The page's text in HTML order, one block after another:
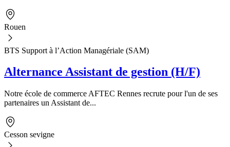
Rouen
BTS Support à l’Action Managériale (SAM)
Alternance Assistant de gestion (H/F)
Notre école de commerce AFTEC Rennes recrute pour l'un de ses
partenaires un Assistant de...
Cesson sevigne